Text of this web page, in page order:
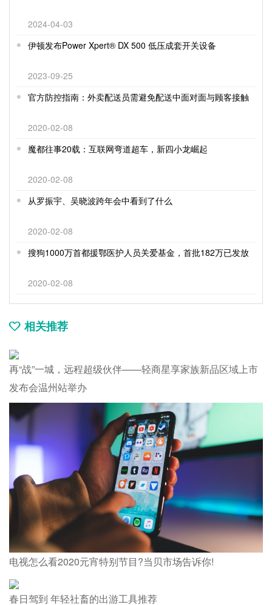
2024-04-03
伊顿发布Power Xpert® DX 500 低压成套开关设备
2023-09-25
官方防控指南：外卖配送员需避免配送中面对面与顾客接触
2020-02-08
魔都往事20载：互联网弯道超车，新四小龙崛起
2020-02-08
从罗振宇、吴晓波跨年会中看到了什么
2020-02-08
搜狗1000万首都援鄂医护人员关爱基金，首批182万已发放
2020-02-08
相关推荐
再“战”一城，远程超级伙伴——轻商星享家族新品区域上市
发布会温州站举办
电视怎么看2020元宵特别节目?当贝市场告诉你!
春日驾到 年轻社畜的出游工具推荐